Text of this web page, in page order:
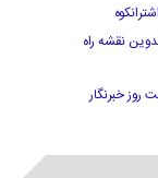
نقشه راه
روز خبرنگار